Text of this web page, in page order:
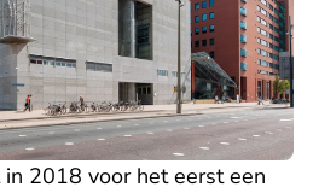
2018 voor het eerst een